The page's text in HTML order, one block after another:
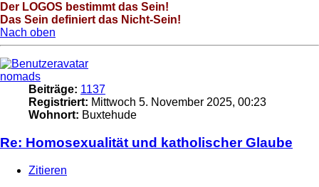
Der LOGOS bestimmt das Sein!
Das Sein definiert das Nicht-Sein!
Nach oben
nomads
Beiträge: 1137
Registriert: Mittwoch 5. November 2025, 00:23
Wohnort: Buxtehude
Re: Homosexualität und katholischer Glaube
Zitieren